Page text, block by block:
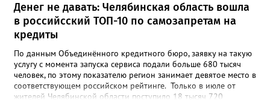
Денег не давать: Челябинская область вошла
в российсский ТОП-10 по самозапретам на
кредиты
По данным Объединённого кредитного бюро, заявку на такую
услугу с момента запуска сервиса подали больше 680 тысяч
человек, по этому показателю регион занимает девятое место в
соответствующем российском рейтинге. Только в июле от
жителей Челябинской области поступило 18 тысяч 720